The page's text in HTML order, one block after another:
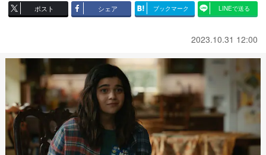
ポスト シェア ブックマーク LINEで送る
2023.10.31 12:00